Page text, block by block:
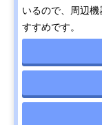
いるので、周辺
すすめです。